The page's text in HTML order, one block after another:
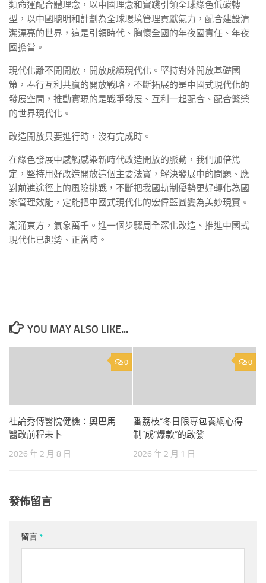
類命運配合體理念，以中國理念和實踐引領全球綠色低碳轉
型，以中國聰明和計劃為全球環境管理貢獻氣力，配合建設清
潔漂亮的世界，這是引領時代、胸懷全國的年夜國責任、年夜
國擔當。
現代化離不開開放，開放成績現代化。堅持對外開放基礎國
策，奉行互利共贏的開放戰略，不斷拓展的是中國式現代化的
發展空間，推動實現的是戰爭發展、互利一起配合、配合繁榮
的世界現代化。
改造開放只要進行時，沒有完成時。
在綠色發展中感觸感染新時代改造開放的脈動，我們加倍篤
定，堅持用好改造開放這個主要法寶，解決發展中的問題、應
對前進途徑上的風險挑戰，不斷把我國軌制優勢更好轉化為國
家管理效能，定能把中國式現代化的宏偉藍圖變為美妙現實。
潮涌東方，氣象萬千。進一個步驟周全深化改造、推進中國式
現代化已起勢、正當時。
YOU MAY ALSO LIKE...
0
社論秀傳醫院健檢：奧巴馬
醫改前程未卜
2026 年 2 月 8 日
0
番荔枝“冬日限專包養網心得
制”成“爆款”的啟發
2026 年 2 月 1 日
發佈留言
留言*